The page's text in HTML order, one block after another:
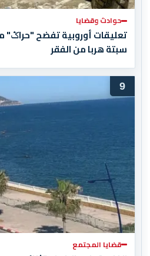
حوادث وقضايا
تعليقات أوروبية تفضح "حراݣ"
سبتة هربا من الفقر
9
قضايا المجتمع